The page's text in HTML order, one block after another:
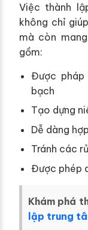
Việc thành
không chỉ
mà còn
gồm:
Được
bạch
Tạo dựng
Dễ dàng
Tránh các
Được phép
Khám phá
lập trung